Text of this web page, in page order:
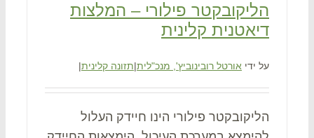
הליקובקטר פילורי – המלצות
דיאטנית קלינית
אורטל רובינוביץ', מנכ"לית תזונה קלינית|
הליקובקטר פילורי הינו חיידק העלול